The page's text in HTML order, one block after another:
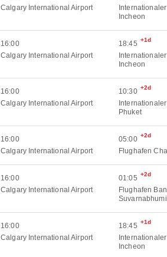
Calgary International Airport
Incheon
16:00
Calgary International Airport
18:45 +1d
Incheon
16:00
Calgary International Airport
10:30 +2d
Phuket
16:00
Calgary International Airport
05:00 +2d
Flughafen
16:00
Calgary International Airport
01:05 +2d
Flughafen
Suvarnabhumi
16:00
Calgary International Airport
18:45 +1d
Incheon